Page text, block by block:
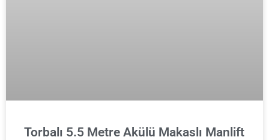
Torbalı 5.5 Metre Akülü Makaslı Manlift